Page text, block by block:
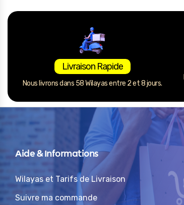
Livraison Rapide
Nous livrons dans 58 Wilayas entre 2 et 8 jours.
Aide & Informations
Wilayas et Tarifs de Livraison
Suivre ma commande